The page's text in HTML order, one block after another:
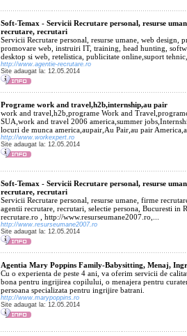
Soft-Temax - Servicii Recrutare personal, resurse
recrutare, recrutari
Servicii Recrutare personal, resurse umane, web design,
promovare web, instruiri IT, training, head hunting,
desktop si web, retelistica, publicitate online,suport
http://www.agentie-recrutare.ro
Site adaugat la: 12.05.2014
Programe work and travel,h2b,internship,au pair
work and travel,h2b,programe Work and
SUA,work and travel 2006 america,summer
locuri de munca america,aupair,Au Pair,au pair
http://www.workexpert.ro
Site adaugat la: 12.05.2014
Soft-Temax - Servicii Recrutare personal, resurse
recrutare, recrutari
Servicii Recrutare personal, resurse umane, firme
agentii recrutare, recrutari, selectie persona, Bucuresti in
recrutare.ro , http://www.resurseumane2007.ro,...
http://www.resurseumane2007.ro
Site adaugat la: 12.05.2014
Agentia Mary Poppins Family-Babysitting, Menaj,
Cu o experienta de peste 4 ani, va oferim servicii de
bona pentru ingrijirea copilului, o menajera pentru
persoana specializata pentru ingrijire batrani.
http://www.marypoppins.ro
Site adaugat la: 12.05.2014